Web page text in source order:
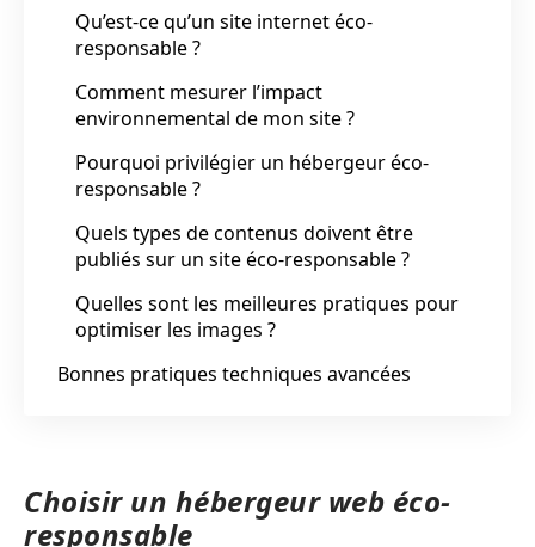
Qu’est-ce qu’un site internet éco-
responsable ?
Comment mesurer l’impact
environnemental de mon site ?
Pourquoi privilégier un hébergeur éco-
responsable ?
Quels types de contenus doivent être
publiés sur un site éco-responsable ?
Quelles sont les meilleures pratiques pour
optimiser les images ?
Bonnes pratiques techniques avancées
Choisir un hébergeur web éco-
responsable